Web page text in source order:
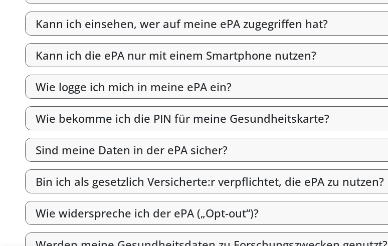
Kann ich einsehen, wer auf meine ePA zugegriffen hat?
Kann ich die ePA nur mit einem Smartphone nutzen?
Wie logge ich mich in meine ePA ein?
Wie bekomme ich die PIN für meine Gesundheitskarte?
Sind meine Daten in der ePA sicher?
Bin ich als gesetzlich Versicherte:r verpflichtet, die ePA zu nutzen?
Wie widerspreche ich der ePA („Opt-out“)?